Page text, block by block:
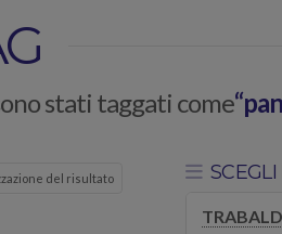
stati taggati come
del risultato